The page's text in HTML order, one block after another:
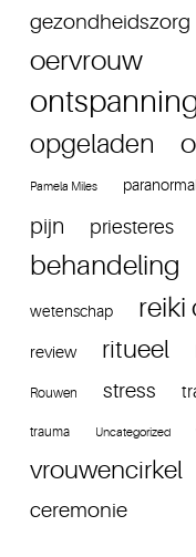
gezondheidszorg
oervrouw
opgeladen
Pamela Miles
pijn priesteres
behandeling
wetenschap reiki
review ritueel
Rouwen stress
trauma Uncategorized
vrouwencirkel
ceremonie